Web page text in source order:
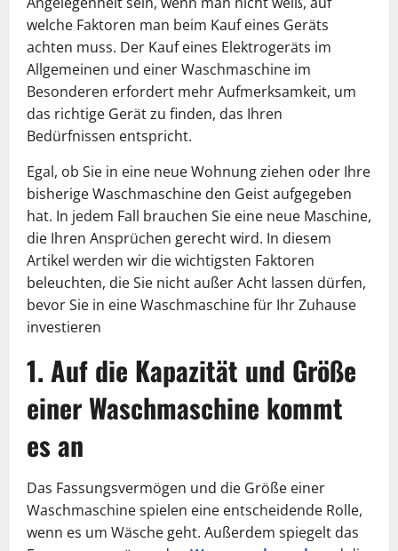
welche Faktoren man beim Kauf eines Geräts
achten muss. Der Kauf eines Elektrogeräts im
Allgemeinen und einer Waschmaschine im
Besonderen erfordert mehr Aufmerksamkeit, um
das richtige Gerät zu finden, das Ihren
Bedürfnissen entspricht.
Egal, ob Sie in eine neue Wohnung ziehen oder Ihre
bisherige Waschmaschine den Geist aufgegeben
hat. In jedem Fall brauchen Sie eine neue Maschine,
die Ihren Ansprüchen gerecht wird. In diesem
Artikel werden wir die wichtigsten Faktoren
beleuchten, die Sie nicht außer Acht lassen dürfen,
bevor Sie in eine Waschmaschine für Ihr Zuhause
investieren
1. Auf die Kapazität und Größe
einer Waschmaschine kommt
es an
Das Fassungsvermögen und die Größe einer
Waschmaschine spielen eine entscheidende Rolle,
wenn es um Wäsche geht. Außerdem spiegelt das